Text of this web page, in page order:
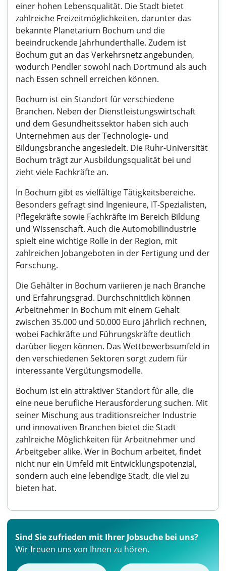
einer hohen Lebensqualität. Die Stadt bietet
zahlreiche Freizeitmöglichkeiten, darunter das
bekannte Planetarium Bochum und die
beeindruckende Jahrhunderthalle. Zudem ist
Bochum gut an das Verkehrsnetz angebunden,
wodurch Pendler sowohl nach Dortmund als auch
nach Essen schnell erreichen können.
Bochum ist ein Standort für verschiedene
Branchen. Neben der Dienstleistungswirtschaft
und dem Gesundheitssektor haben sich auch
Unternehmen aus der Technologie- und
Bildungsbranche angesiedelt. Die Ruhr-Universität
Bochum trägt zur Ausbildungsqualität bei und
zieht viele Fachkräfte an.
In Bochum gibt es vielfältige Tätigkeitsbereiche.
Besonders gefragt sind Ingenieure, IT-Spezialisten,
Pflegekräfte sowie Fachkräfte im Bereich Bildung
und Wissenschaft. Auch die Automobilindustrie
spielt eine wichtige Rolle in der Region, mit
zahlreichen Jobangeboten in der Fertigung und der
Forschung.
Die Gehälter in Bochum variieren je nach Branche
und Erfahrungsgrad. Durchschnittlich können
Arbeitnehmer in Bochum mit einem Gehalt
zwischen 35.000 und 50.000 Euro jährlich rechnen,
wobei Fachkräfte und Führungskräfte deutlich
darüber liegen können. Das Wettbewerbsumfeld in
den verschiedenen Sektoren sorgt zudem für
interessante Vergütungsmodelle.
Bochum ist ein attraktiver Standort für alle, die
eine neue berufliche Herausforderung suchen. Mit
seiner Mischung aus traditionsreicher Industrie
und innovativen Branchen bietet die Stadt
zahlreiche Möglichkeiten für Arbeitnehmer und
Arbeitgeber alike. Wer in Bochum arbeitet, findet
nicht nur ein Umfeld mit Entwicklungspotenzial,
sondern auch eine lebendige Stadt, die viel zu
bieten hat.
Sind Sie zufrieden mit Ihrer Jobsuche bei uns?
Wir freuen uns von Ihnen zu hören.